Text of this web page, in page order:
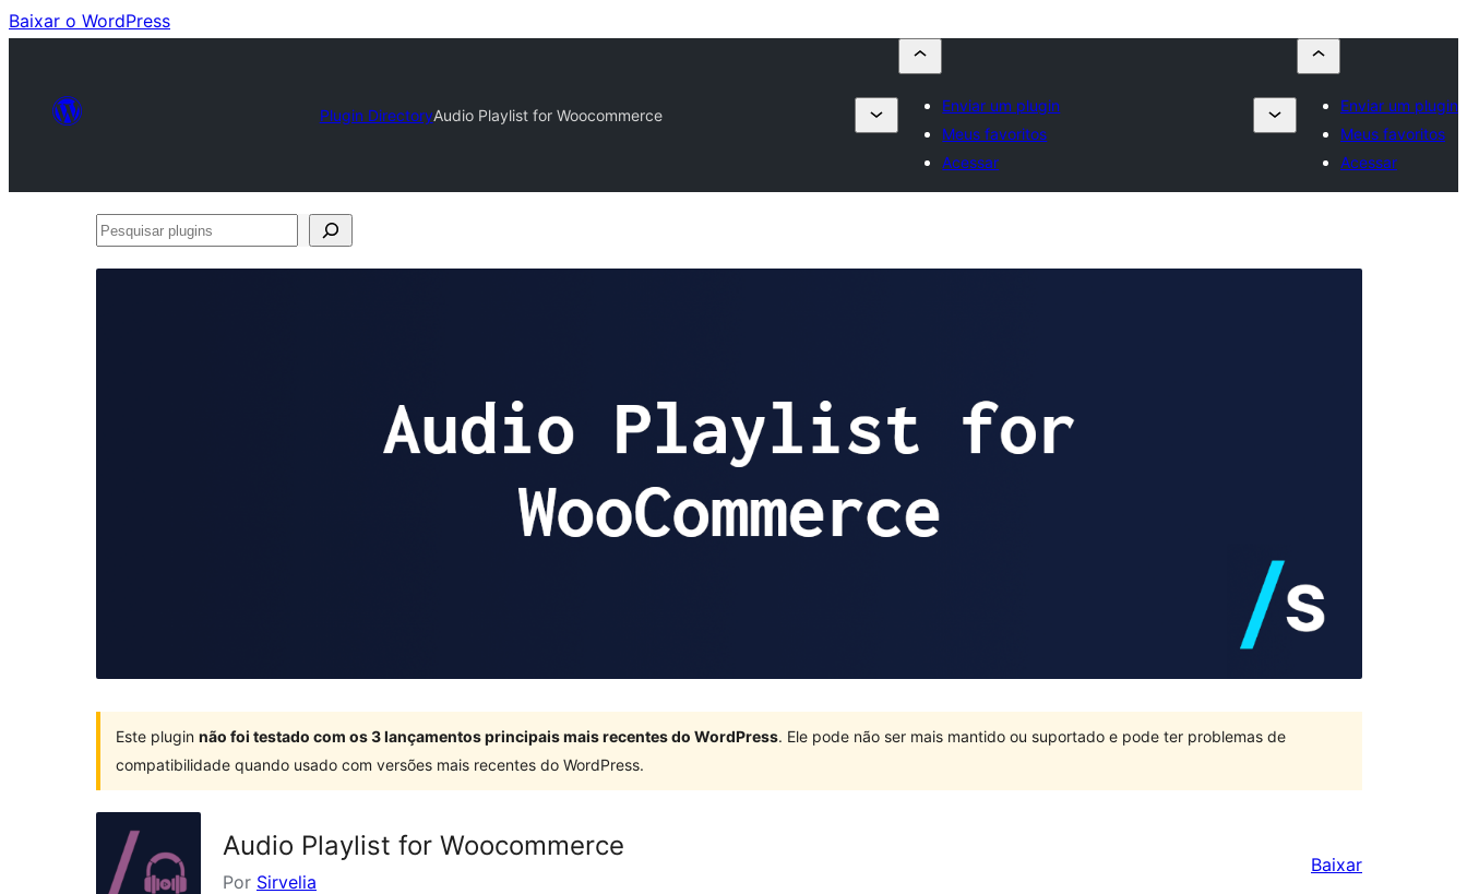
Baixar o WordPress
Plugin DirectoryAudio Playlist for Woocommerce
Enviar um plugin
Meus favoritos
Acessar
Enviar um plugin
Meus favoritos
Acessar
Pesquisar
Este plugin não foi testado com os 3 lançamentos principais mais recentes do WordPress. Ele pode não ser mais mantido ou suportado e pode ter problemas de
compatibilidade quando usado com versões mais recentes do WordPress.
Audio Playlist for Woocommerce
Por Sirvelia
Baixar